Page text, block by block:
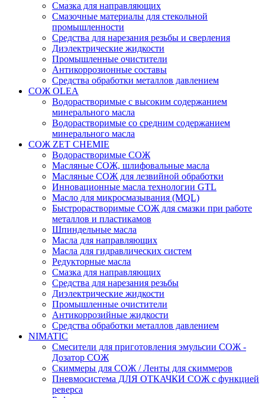
Смазка для направляющих
Смазочные материалы для стекольной
промышленности
Средства для нарезания резьбы и сверления
Диэлектрические жидкости
Промышленные очистители
Антикоррозионные составы
Средства обработки металлов давлением
СОЖ OLEA
Водорастворимые с высоким содержанием
минерального масла
Водорастворимые со средним содержанием
минерального масла
СОЖ ZET CHEMIE
Водорастворимые СОЖ
Масляные СОЖ, шлифовальные масла
Масляные СОЖ для лезвийной обработки
Инновационные масла технологии GTL
Масло для микросмазывания (MQL)
Быстрорастворимые СОЖ для смазки при работе
металлов и пластикамов
Шпиндельные масла
Масла для направляющих
Масла для гидравлических систем
Редукторные масла
Смазка для направляющих
Средства для нарезания резьбы
Диэлектрические жидкости
Промышленные очистители
Антикоррозийные жидкости
Средства обработки металлов давлением
NIMATIC
Смесители для приготовления эмульсии СОЖ -
Дозатор СОЖ
Скиммеры для СОЖ / Ленты для скиммеров
Пневмосистема ДЛЯ ОТКАЧКИ СОЖ с функцией
реверса